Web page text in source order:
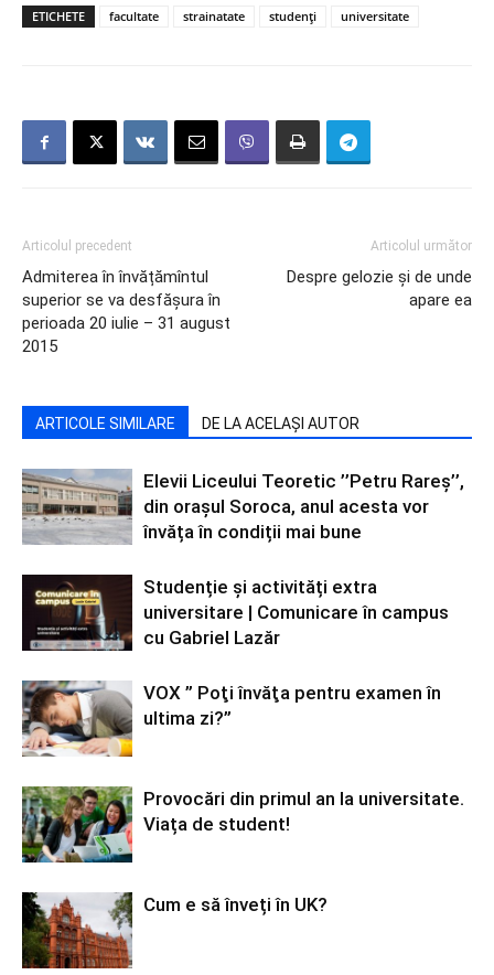
ETICHETE facultate strainatate studenți universitate
Articolul precedent
Admiterea în învățămîntul
superior se va desfășura în
perioada 20 iulie – 31 august
2015
Articolul următor
Despre gelozie și de unde
apare ea
ARTICOLE SIMILARE DE LA ACELAȘI AUTOR
Elevii Liceului Teoretic ’’Petru Rareș’’,
din orașul Soroca, anul acesta vor
învăța în condiții mai bune
Studenție și activități extra
universitare | Comunicare în campus
cu Gabriel Lazăr
VOX ” Poţi învăţa pentru examen în
ultima zi?”
Provocări din primul an la universitate.
Viața de student!
Cum e să înveți în UK?